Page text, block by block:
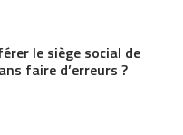
le siège social de
faire d’erreurs ?